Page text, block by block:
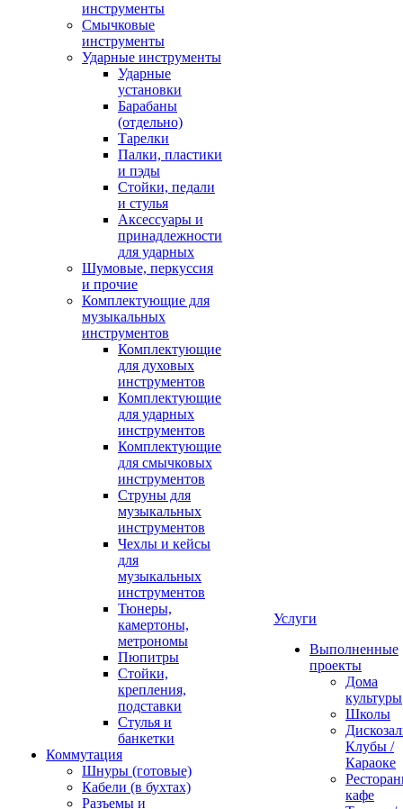
инструменты
Смычковые
инструменты
Ударные инструменты
Ударные
установки
Барабаны
(отдельно)
Тарелки
Палки, пластики
и пэды
Стойки, педали
и стулья
Аксессуары и
принадлежности
для ударных
Шумовые, перкуссия
и прочие
Комплектующие для
музыкальных
инструментов
Комплектующие
для духовых
инструментов
Комплектующие
для ударных
инструментов
Комплектующие
для смычковых
инструментов
Струны для
музыкальных
инструментов
Чехлы и кейсы
для
музыкальных
инструментов
Тюнеры,
камертоны,
метрономы
Пюпитры
Стойки,
крепления,
подставки
Стулья и
банкетки
Коммутация
Шнуры (готовые)
Кабели (в бухтах)
Разъемы и
Услуги
Выполненные
проекты
Дома
культуры
Школы
Клубы /
Караоке
кафе